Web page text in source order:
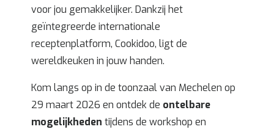
voor jou gemakkelijker. Dankzij het
geïntegreerde internationale
receptenplatform, Cookidoo, ligt de
wereldkeuken in jouw handen.
Kom langs op in de toonzaal van Mechelen op
29 maart 2026 en ontdek de ontelbare
mogelijkheden tijdens de workshop en